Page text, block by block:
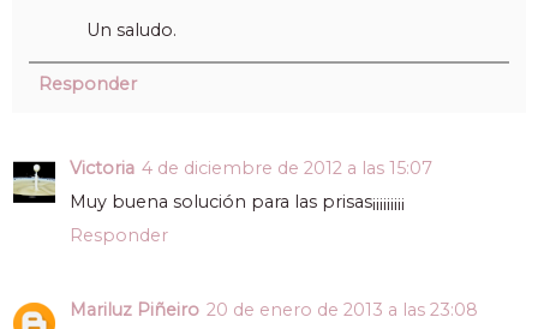
Un saludo.
Responder
Victoria 4 de diciembre de 2012 a las 15:07
Muy buena solución para las prisas¡¡¡¡¡¡¡¡¡
Responder
Mariluz Piñeiro 20 de enero de 2013 a las 23:08